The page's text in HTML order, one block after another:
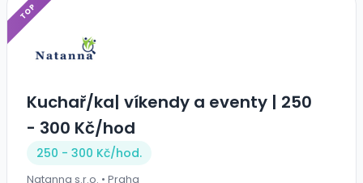
TOP
Kuchař/ka| víkendy a eventy | 250
- 300 Kč/hod
250 - 300 Kč/hod.
Natanna s.r.o. • Praha